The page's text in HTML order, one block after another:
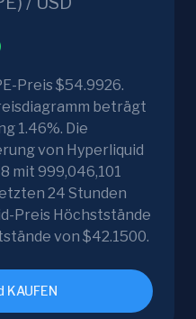
Preis $54.9926.
beträgt
1.46%. Die
von Hyperliquid
mit 999,046,101
24 Stunden
Preis Höchststände
von $42.1500.